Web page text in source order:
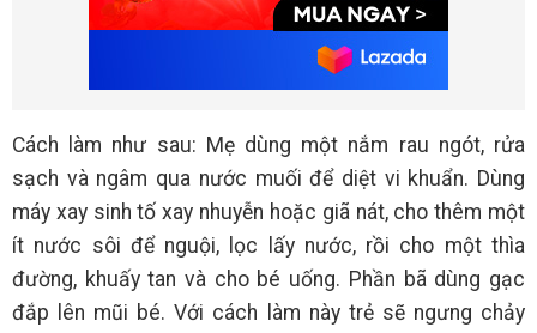
Cách làm như sau: Mẹ dùng một nắm rau ngót, rửa
sạch và ngâm qua nước muối để diệt vi khuẩn. Dùng
máy xay sinh tố xay nhuyễn hoặc giã nát, cho thêm một
ít nước sôi để nguội, lọc lấy nước, rồi cho một thìa
đường, khuấy tan và cho bé uống. Phần bã dùng gạc
đắp lên mũi bé. Với cách làm này trẻ sẽ ngưng chảy